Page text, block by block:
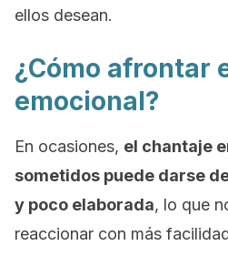
ellos desean.
¿Cómo afrontar
emocional?
En ocasiones, el chantaje
sometidos puede darse
y poco elaborada, lo que
reaccionar con más